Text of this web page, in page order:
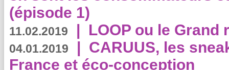
(épisode 1)
11.02.2019 | LOOP ou le Grand
04.01.2019 | CARUUS, les
France et éco-conception